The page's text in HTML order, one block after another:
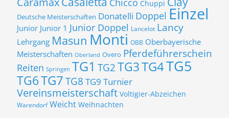
Chicco Chuppi
Deutsche Meisterschaften Donatelli Doppel Einzel
Junior Junior 1 Junior Doppel Lancelot Lancy
Lehrgang Masun Monti OBB Oberbayerische
Meisterschaften Oberland Overo Pferdeführerschein
Reiten Springen TG1 TG2TG3TG4TG5
TG6TG7TG8 TG9 Turnier
Vereinsmeisterschaft Voltigier-Abzeichen
Warendorf Weicht Weihnachten